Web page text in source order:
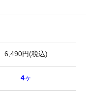
6,490円(税込)
4ヶ